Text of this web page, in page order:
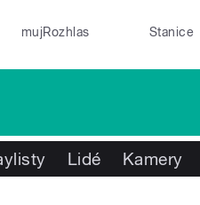
mujRozhlas Stanice
Lidé Kamery